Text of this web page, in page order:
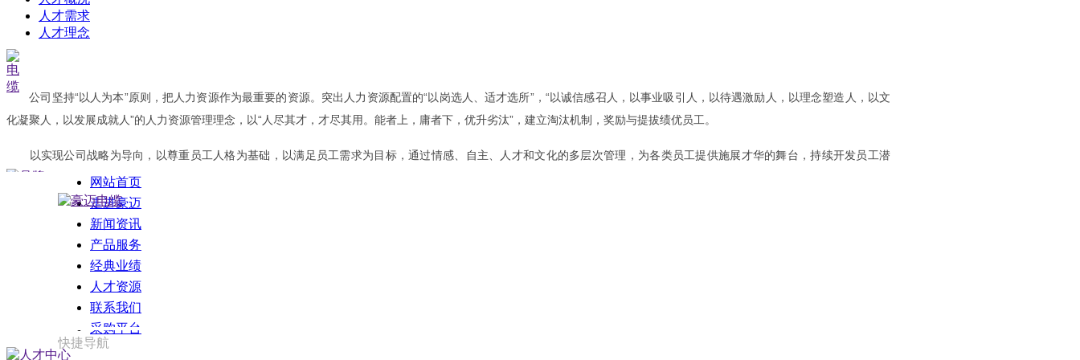
人才需求
人才理念
公司坚持“以人为本”原则，把人力资源作为最重要的资源。突出人力资源配置的“以岗选人、适才选所”，“以诚信感召人，以事业吸引人，以待遇激励人，以理念塑造人，以文
化凝聚人，以发展成就人”的人力资源管理理念，以“人尽其才，才尽其用。能者上，庸者下，优升劣汰”，建立淘汰机制，奖励与提拔绩优员工。
以实现公司战略为导向，以尊重员工人格为基础，以满足员工需求为目标，通过情感、自主、人才和文化的多层次管理，为各类员工提供施展才华的舞台，持续开发员工潜
能，实现公司和员工的“双赢”。
核心价值观
真心做人; 精心做事
网站首页
走进豪迈
新闻资讯
产品服务
经典业绩
人才资源
联系我们
采购平台
快捷导航